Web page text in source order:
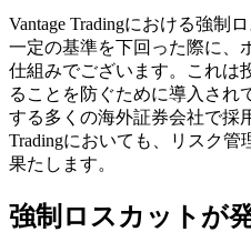
Vantage Tradingにおける強制
一定の基準を下回った際に、
仕組みでございます。これは
ることを防ぐために導入され
する多くの海外証券会社で採
Tradingにおいても、リスク
果たします。
強制ロスカットが